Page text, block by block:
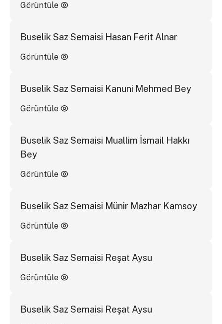
Görüntüle
Buselik Saz Semaisi Hasan Ferit Alnar
Görüntüle
Buselik Saz Semaisi Kanuni Mehmed Bey
Görüntüle
Buselik Saz Semaisi Muallim İsmail Hakkı
Bey
Görüntüle
Buselik Saz Semaisi Münir Mazhar Kamsoy
Görüntüle
Buselik Saz Semaisi Reşat Aysu
Görüntüle
Buselik Saz Semaisi Reşat Aysu